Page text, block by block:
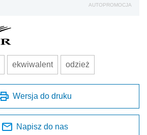
AUTOPROMOCJA
ekwiwalent odzież
Wersja do druku
Napisz do nas